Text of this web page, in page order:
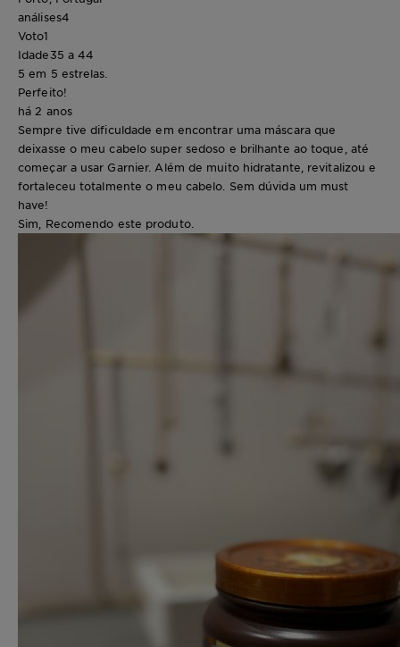
análises4
Voto1
Idade35 a 44
5 em 5 estrelas.
Perfeito!
há 2 anos
Sempre tive dificuldade em encontrar uma máscara que
deixasse o meu cabelo super sedoso e brilhante ao toque, até
começar a usar Garnier. Além de muito hidratante, revitalizou e
fortaleceu totalmente o meu cabelo. Sem dúvida um must
have!
Sim, Recomendo este produto.